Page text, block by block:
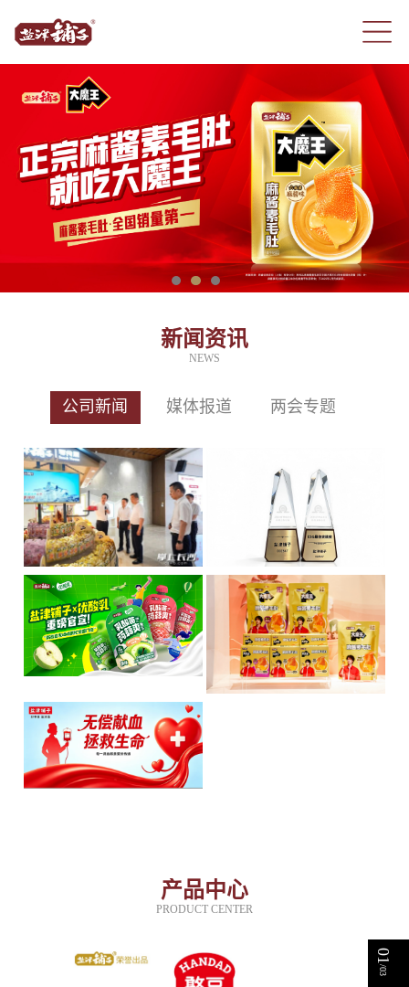
新闻资讯
NEWS
公司新闻 媒体报道 两会专题
产品中心
PRODUCT CENTER
01
/03